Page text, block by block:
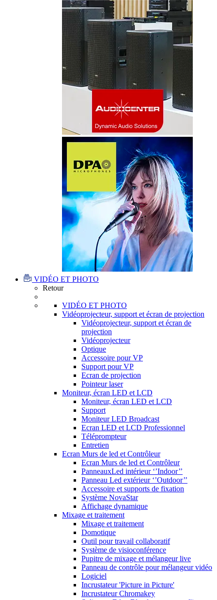
VIDÉO ET PHOTO
Retour
VIDÉO ET PHOTO
Vidéoprojecteur, support et écran de projection
Vidéoprojecteur, support et écran de
projection
Vidéoprojecteur
Optique
Accessoire pour VP
Support pour VP
Ecran de projection
Pointeur laser
Moniteur, écran LED et LCD
Moniteur, écran LED et LCD
Support
Moniteur LED Broadcast
Ecran LED et LCD Professionnel
Téléprompteur
Entretien
Ecran Murs de led et Contrôleur
Ecran Murs de led et Contrôleur
PanneauxLed intérieur ‘’Indoor’’
Panneau Led extérieur ‘’Outdoor’’
Accessoire et supports de fixation
Système NovaStar
Affichage dynamique
Mixage et traitement
Mixage et traitement
Domotique
Outil pour travail collaboratif
Système de visioconférence
Pupitre de mixage et mélangeur live
Panneau de contrôle pour mélangeur vidéo
Logiciel
Incrustateur 'Picture in Picture'
Incrustateur Chromakey